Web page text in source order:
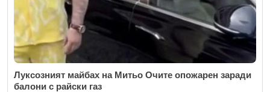
Луксозният майбах на Митьо Очите опожарен заради
балони с райски газ